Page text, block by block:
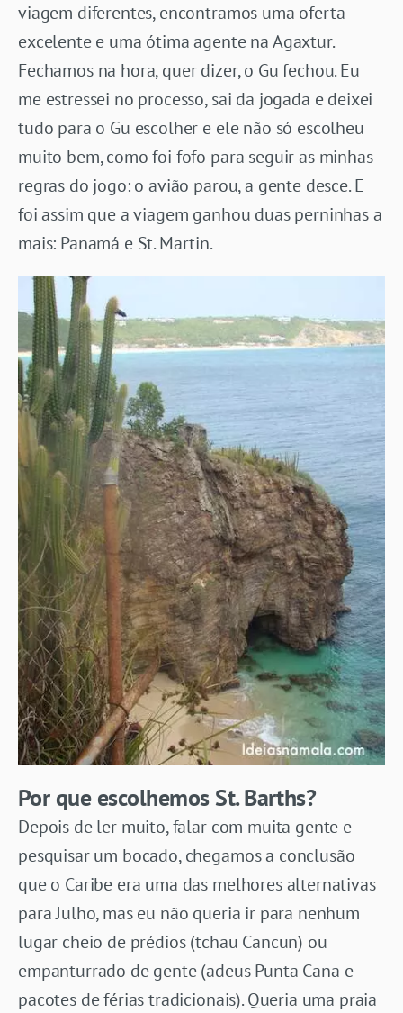
viagem diferentes, encontramos uma oferta
excelente e uma ótima agente na Agaxtur.
Fechamos na hora, quer dizer, o Gu fechou. Eu
me estressei no processo, sai da jogada e deixei
tudo para o Gu escolher e ele não só escolheu
muito bem, como foi fofo para seguir as minhas
regras do jogo: o avião parou, a gente desce. E
foi assim que a viagem ganhou duas perninhas a
mais: Panamá e St. Martin.
Por que escolhemos St. Barths?
Depois de ler muito, falar com muita gente e
pesquisar um bocado, chegamos a conclusão
que o Caribe era uma das melhores alternativas
para Julho, mas eu não queria ir para nenhum
lugar cheio de prédios (tchau Cancun) ou
empanturrado de gente (adeus Punta Cana e
pacotes de férias tradicionais). Queria uma praia